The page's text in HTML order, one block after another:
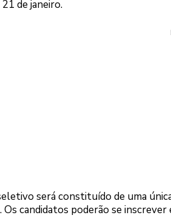
de janeiro.
será constituído de uma
Os candidatos poderão se